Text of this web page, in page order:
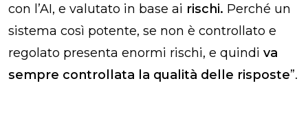
con l’AI, e valutato in base ai rischi. Perché un
sistema così potente, se non è controllato e
regolato presenta enormi rischi, e quindi va
sempre controllata la qualità delle risposte”.